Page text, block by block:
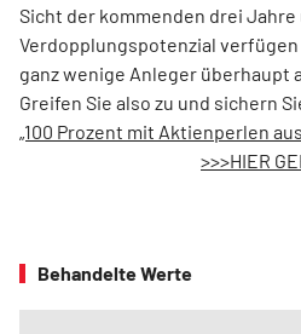
Sicht der kommenden drei Jahre
Verdopplungspotenzial
ganz wenige Anleger überhaupt
Greifen Sie also zu und sichern
„100 Prozent mit Aktienperlen
>>>HIER
Behandelte Werte